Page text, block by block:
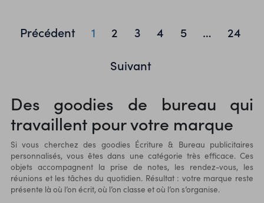
Précédent 1 2 3 4 5 …
24
Suivant
Des goodies de bureau qui
travaillent pour votre marque
Si vous cherchez des goodies Écriture & Bureau publicitaires
personnalisés, vous êtes dans une catégorie très efficace. Ces
objets accompagnent la prise de notes, les rendez-vous, les
réunions et les tâches du quotidien. Résultat : votre marque reste
présente là où l’on écrit, où l’on classe et où l’on s’organise.